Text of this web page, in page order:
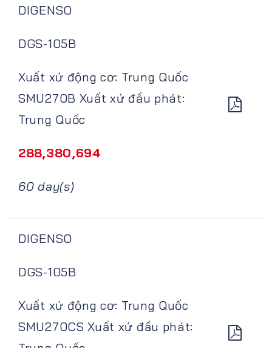
DIGENSO
DGS-105B
Xuất xứ động cơ: Trung Quốc
SMU270B Xuất xứ đầu phát:
Trung Quốc
288,380,694
60 day(s)
DIGENSO
DGS-105B
Xuất xứ động cơ: Trung Quốc
SMU270CS Xuất xứ đầu phát: